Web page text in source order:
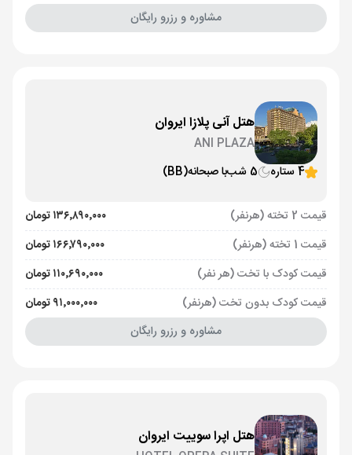
مشاوره و رزرو رایگان
هتل آنی پلازا ایروان
ANI PLAZA
4 ستاره
5 شب با صبحانه(BB)
قیمت 2 تخته (هرنفر)
۱۳۶٬۸۹۰٬۰۰۰ تومان
قیمت 1 تخته (هرنفر)
۱۶۶٬۷۹۰٬۰۰۰ تومان
قیمت کودک با تخت (هر نفر)
۱۱۰٬۶۹۰٬۰۰۰ تومان
قیمت کودک بدون تخت (هرنفر)
۹۱٬۰۰۰٬۰۰۰ تومان
مشاوره و رزرو رایگان
هتل اپرا سوییت ایروان